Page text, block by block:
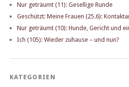
Nur geträumt (11): Gesellige Runde
Geschützt: Meine Frauen (25.6):
Nur geträumt (10): Hunde, Gericht und
Ich (105): Wieder zuhause – und nun?
KATEGORIEN